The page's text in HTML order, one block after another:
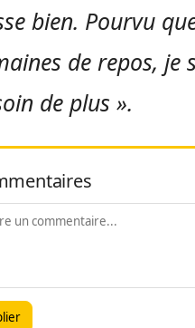
bien. Pourvu
de repos, je
de plus ».